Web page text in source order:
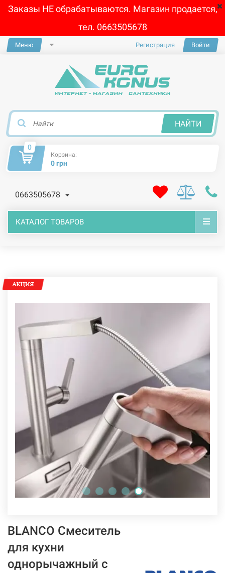
Заказы НЕ обрабатываются. Магазин продается,
тел. 0663505678
Меню Регистрация Войти
НАЙТИ
0
Корзина:
0 грн
0663505678
КАТАЛОГ ТОВАРОВ
BLANCO Смеситель
для кухни
однорычажный с